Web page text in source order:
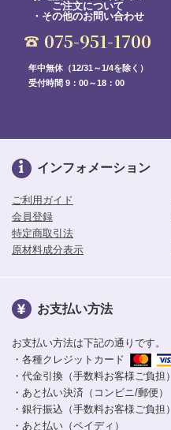
ご注文について
・その他のお問い合わせ
075-951-1700
年中無休（12/31～1/4を除く）
受付時間 9：00～18：00
インフォメーション
ご利用ガイド
会員登録
特定商取引法
原材料成分表示
お支払い方法
お支払い方法は下記の通りです。
・各種クレジットカード
・代金引換（手数料お客様ご負担）
・あと払い決済（コンビニ/郵便）
・銀行振込（手数料お客様ご負担）
・あと払い（ペイディ）